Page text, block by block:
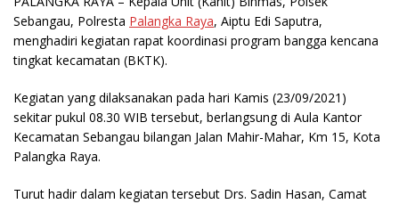
Sebangau, Polresta Palangka Raya, Aiptu Edi Saputra,
menghadiri kegiatan rapat koordinasi program bangga kencana
tingkat kecamatan (BKTK).
Kegiatan yang dilaksanakan pada hari Kamis (23/09/2021)
sekitar pukul 08.30 WIB tersebut, berlangsung di Aula Kantor
Kecamatan Sebangau bilangan Jalan Mahir-Mahar, Km 15, Kota
Palangka Raya.
Turut hadir dalam kegiatan tersebut Drs. Sadin Hasan, Camat